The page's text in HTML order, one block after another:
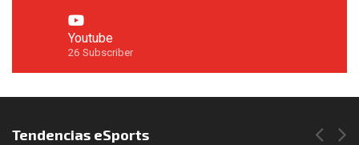
Youtube
26 Subscriber
Síguenos en Instagram
Tendencias eSports